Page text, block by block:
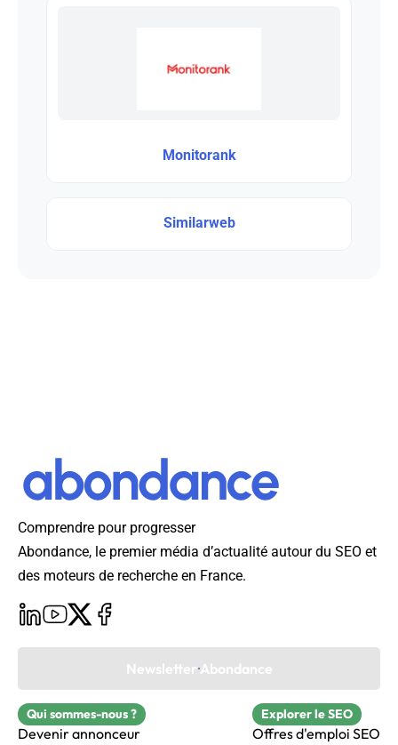
Monitorank
Similarweb
Comprendre pour progresser
Abondance, le premier média d’actualité autour du SEO et
des moteurs de recherche en France.
Newsletter Abondance
Qui sommes-nous ?
Devenir annonceur
Explorer le SEO
Offres d'emploi SEO